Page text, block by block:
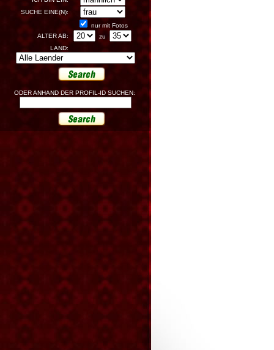
SUCHE EINE(N):
nur mit Fotos
ALTER AB:
zu
LAND:
ODER ANHAND DER PROFIL-ID SUCHEN: